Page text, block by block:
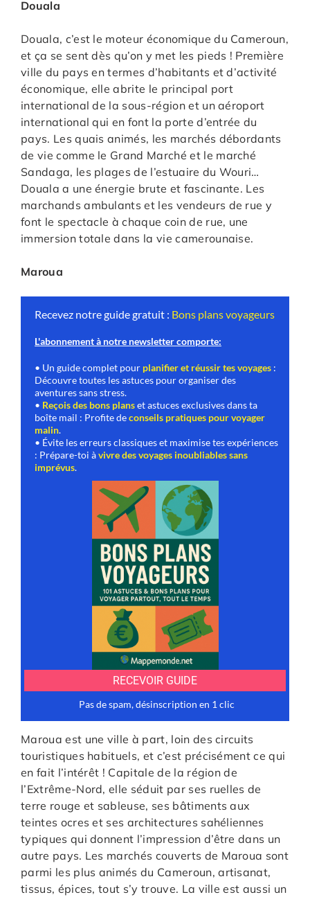
Douala
Douala, c’est le moteur économique du Cameroun,
et ça se sent dès qu’on y met les pieds ! Première
ville du pays en termes d’habitants et d’activité
économique, elle abrite le principal port
international de la sous-région et un aéroport
international qui en font la porte d’entrée du
pays. Les quais animés, les marchés débordants
de vie comme le Grand Marché et le marché
Sandaga, les plages de l’estuaire du Wouri…
Douala a une énergie brute et fascinante. Les
marchands ambulants et les vendeurs de rue y
font le spectacle à chaque coin de rue, une
immersion totale dans la vie camerounaise.
Maroua
Maroua est une ville à part, loin des circuits
touristiques habituels, et c’est précisément ce qui
en fait l’intérêt ! Capitale de la région de
l’Extrême-Nord, elle séduit par ses ruelles de
terre rouge et sableuse, ses bâtiments aux
teintes ocres et ses architectures sahéliennes
typiques qui donnent l’impression d’être dans un
autre pays. Les marchés couverts de Maroua sont
parmi les plus animés du Cameroun, artisanat,
tissus, épices, tout s’y trouve. La ville est aussi un